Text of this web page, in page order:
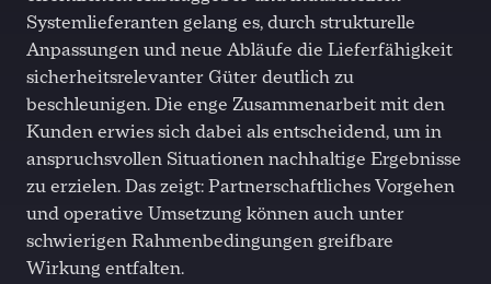
Systemlieferanten gelang es, durch strukturelle
Anpassungen und neue Abläufe die Lieferfähigkeit
sicherheitsrelevanter Güter deutlich zu
beschleunigen. Die enge Zusammenarbeit mit den
Kunden erwies sich dabei als entscheidend, um in
anspruchsvollen Situationen nachhaltige Ergebnisse
zu erzielen. Das zeigt: Partnerschaftliches Vorgehen
und operative Umsetzung können auch unter
schwierigen Rahmenbedingungen greifbare
Wirkung entfalten.